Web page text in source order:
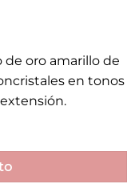
de oro amarillo de
en tonos